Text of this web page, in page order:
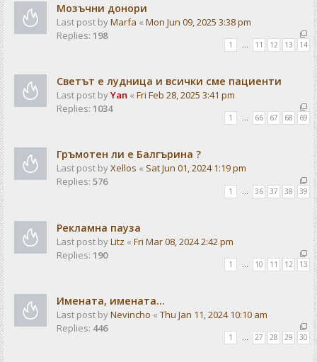
Мозъчни донори
Last post byMarfa « Mon Jun 09, 2025 3:38 pm
Replies: 198
1 … 11 12 13 14
Светът е лудница и всички сме пациенти
Last post byYan « Fri Feb 28, 2025 3:41 pm
Replies: 1034
1 … 66 67 68 69
Гръмотен ли е Балгърина ?
Last post byXellos « Sat Jun 01, 2024 1:19 pm
Replies: 576
1 36 37 38 39
Рекламна пауза
Last post byLitz « Fri Mar 08, 2024 2:42 pm
Replies: 190
1 … 10 11 12 13
Имената, имената...
Last post byNevincho « Thu Jan 11, 2024 10:10 am
Replies: 446
1 … 27 28 29 30